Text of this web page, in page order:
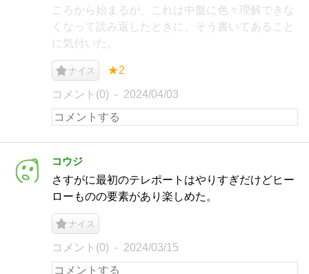
ころから始まるが、これは中盤に色々理解できな
くなって読み返したときに、そう書いてあること
に気付いた。
ナイス ★2
コメント(0) 2024/04/03
コウジ
さすがに最初のテレポートはやりすぎだけどヒー
ローものの要素があり楽しめた。
ナイス
コメント(0) 2024/03/15